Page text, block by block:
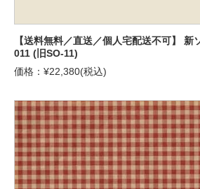
【送料無料／直送／個人宅配送不可】 新
011 (旧SO-11)
価格：¥22,380(税込)